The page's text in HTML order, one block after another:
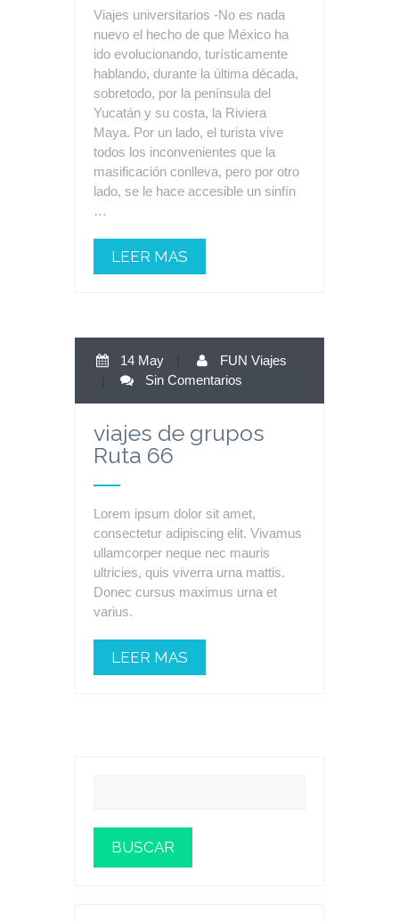
Viajes universitarios -No es nada
nuevo el hecho de que México ha
ido evolucionando, turísticamente
hablando, durante la última década,
sobretodo, por la península del
Yucatán y su costa, la Riviera
Maya. Por un lado, el turista vive
todos los inconvenientes que la
masificación conlleva, pero por otro
lado, se le hace accesible un sinfín
…
LEER MAS
14 May
FUN Viajes
Sin Comentarios
viajes de grupos
Ruta 66
Lorem ipsum dolor sit amet,
consectetur adipiscing elit. Vivamus
ullamcorper neque nec mauris
ultricies, quis viverra urna mattis.
Donec cursus maximus urna et
varius.
LEER MAS